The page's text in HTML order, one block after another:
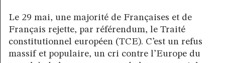
Le 29 mai, une majorité de Françaises et de
Français rejette, par référendum, le Traité
constitutionnel européen (TCE). C’est un refus
massif et populaire, un cri contre l’Europe du